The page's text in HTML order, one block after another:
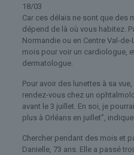
18/03
Car ces délais ne sont que des
dépend de là où vous habitez.
Normandie ou en Centre Val-
mois pour voir un cardiologue,
dermatologue.
Pour avoir des lunettes à sa
rendez-vous chez un
avant le 3 juillet. En soi, je
plus à Orléans en juillet”,
Chercher pendant des mois et
Danielle, 73 ans. Elle a passé